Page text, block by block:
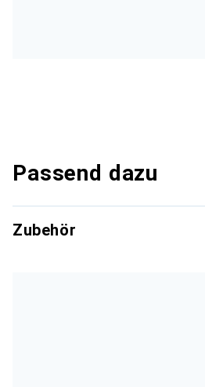
Passend dazu
Zubehör